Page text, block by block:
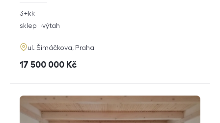
rozměry
dispozice
3+kk
funkce
sklep výtah
adresa
ul. Šimáčkova, Praha
cena
17 500 000 Kč